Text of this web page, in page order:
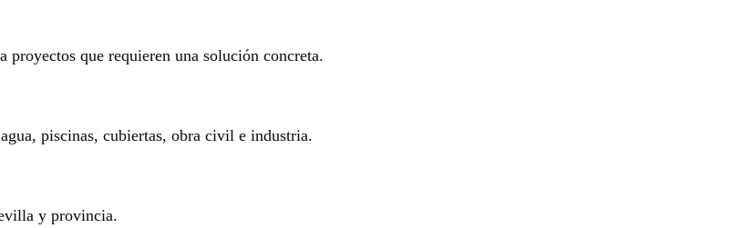
proyectos que requieren una solución concreta.
piscinas, cubiertas, obra civil e industria.
y provincia.